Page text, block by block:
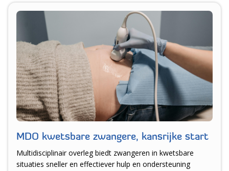
MDO kwetsbare zwangere, kansrijke start
Multidisciplinair overleg biedt zwangeren in kwetsbare
situaties sneller en effectiever hulp en ondersteuning